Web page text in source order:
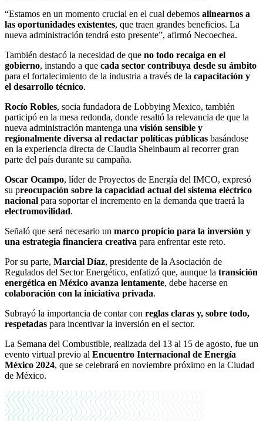
“Estamos en un momento crucial en el cual debemos alinearnos a
las oportunidades existentes, que traen grandes beneficios. La
nueva administración tendrá esto presente”, afirmó Necoechea.
También destacó la necesidad de que no todo recaiga en el
gobierno, instando a que cada sector contribuya desde su ámbito
para el fortalecimiento de la industria a través de la capacitación y
el desarrollo técnico.
Rocío Robles, socia fundadora de Lobbying Mexico, también
participó en la mesa redonda, donde resaltó la relevancia de que la
nueva administración mantenga una visión sensible y
regionalmente diversa al redactar políticas públicas basándose
en la experiencia directa de Claudia Sheinbaum al recorrer gran
parte del país durante su campaña.
Oscar Ocampo, líder de Proyectos de Energía del IMCO, expresó
su preocupación sobre la capacidad actual del sistema eléctrico
nacional para soportar el incremento en la demanda que traerá la
electromovilidad.
Señaló que será necesario un marco propicio para la inversión y
una estrategia financiera creativa para enfrentar este reto.
Por su parte, Marcial Díaz, presidente de la Asociación de
Regulados del Sector Energético, enfatizó que, aunque la transición
energética en México avanza lentamente, debe hacerse en
colaboración con la iniciativa privada.
Subrayó la importancia de contar con reglas claras y, sobre todo,
respetadas para incentivar la inversión en el sector.
La Semana del Combustible, realizada del 13 al 15 de agosto, fue un
evento virtual previo al Encuentro Internacional de Energía
México 2024, que se celebrará en noviembre próximo en la Ciudad
de México.